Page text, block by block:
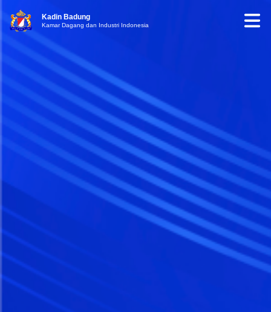
Kadin Badung
Kamar Dagang dan Industri Indonesia